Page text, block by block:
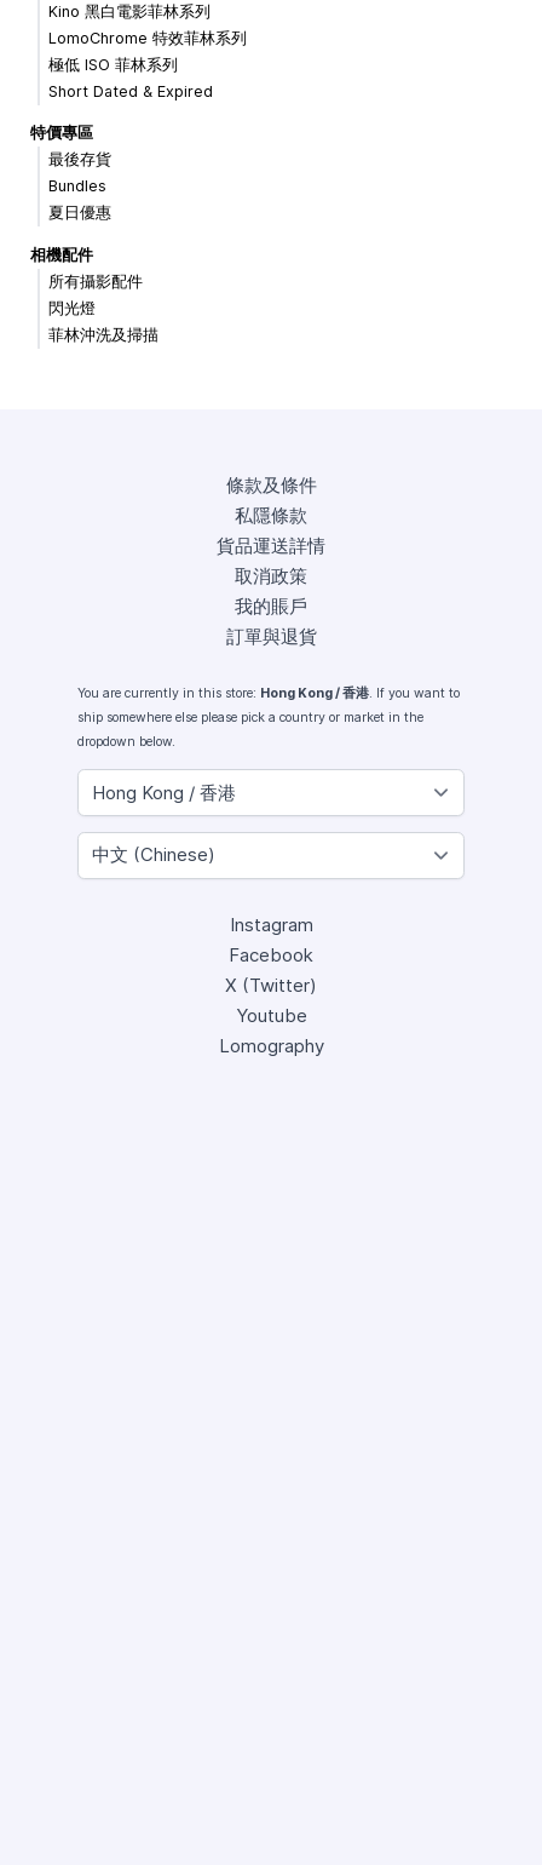
Kino 黑白電影菲林系列
LomoChrome 特效菲林系列
極低 ISO 菲林系列
Short Dated & Expired
特價專區
最後存貨
Bundles
夏日優惠
相機配件
所有攝影配件
閃光燈
菲林沖洗及掃描
條款及條件
私隱條款
貨品運送詳情
取消政策
我的賬戶
訂單與退貨
You are currently in this store: Hong Kong / 香港. If you want to
ship somewhere else please pick a country or market in the
dropdown below.
Instagram
Facebook
X (Twitter)
Youtube
Lomography